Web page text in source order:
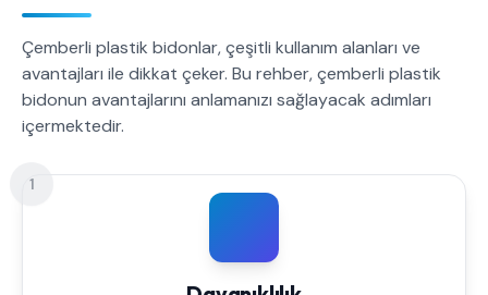
Çemberli plastik bidonlar, çeşitli kullanım alanları ve
avantajları ile dikkat çeker. Bu rehber, çemberli plastik
bidonun avantajlarını anlamanızı sağlayacak adımları
içermektedir.
1